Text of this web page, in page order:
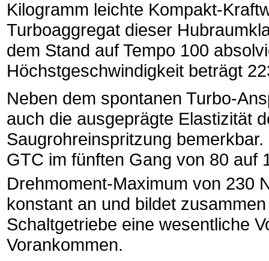
Kilogramm leichte Kompakt-
Turboaggregat dieser
dem Stand auf Tempo 100
Höchstgeschwindigkeit beträgt
Neben dem spontanen Turbo-
auch die ausgeprägte Elastizität
Saugrohreinspritzung
GTC im fünften Gang von 80 auf
Drehmoment-Maximum von 230
konstant an und bildet
Schaltgetriebe eine wesentliche
Vorankommen.